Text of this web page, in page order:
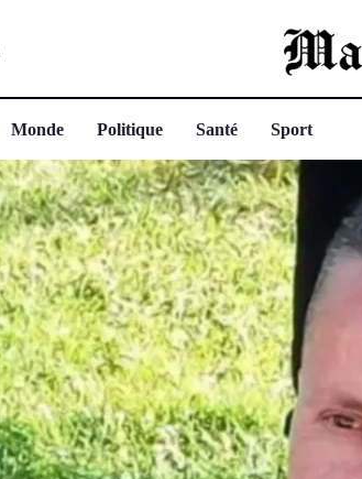
Monde Politique Santé Sport